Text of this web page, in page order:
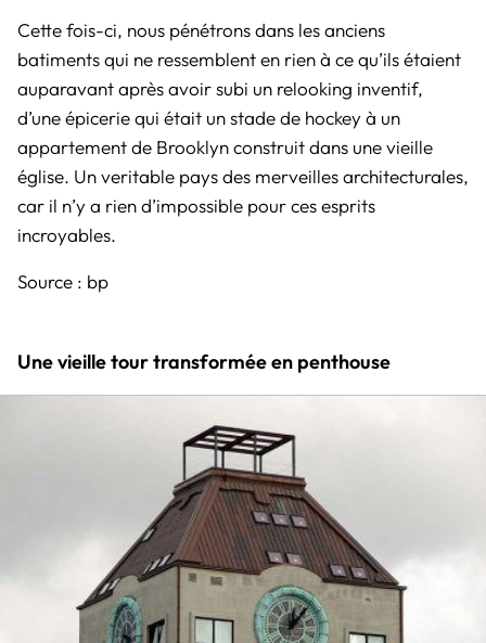
Cette fois-ci, nous pénétrons dans les anciens
batiments qui ne ressemblent en rien à ce qu’ils étaient
auparavant après avoir subi un relooking inventif,
d’une épicerie qui était un stade de hockey à un
appartement de Brooklyn construit dans une vieille
église. Un veritable pays des merveilles architecturales,
car il n’y a rien d’impossible pour ces esprits
incroyables.
Source : bp
Une vieille tour transformée en penthouse